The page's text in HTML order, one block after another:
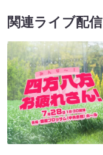
関連ライブ配信